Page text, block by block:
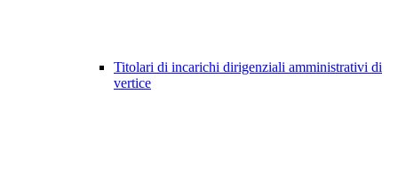
Titolari di incarichi dirigenziali amministrativi di
vertice